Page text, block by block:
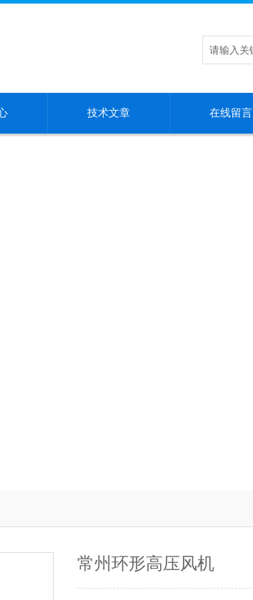
技术文章 在线留言
常州环形高压风机